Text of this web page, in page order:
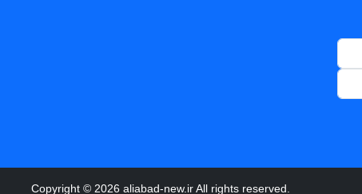
Copyright © 2026 aliabad-new.ir All rights reserved.